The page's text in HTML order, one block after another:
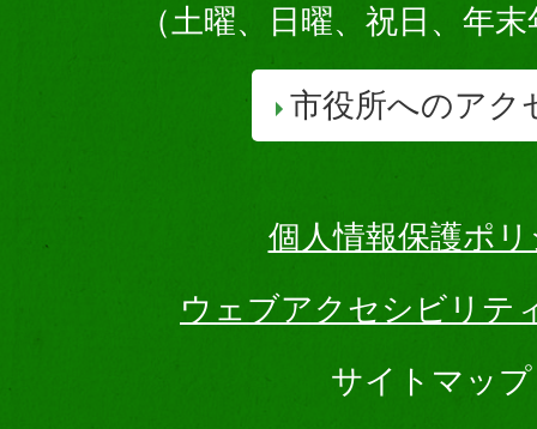
（土曜、日曜、祝日、年
市役所へのアク
個人情報保護ポ
ウェブアクセシビリテ
サイトマップ